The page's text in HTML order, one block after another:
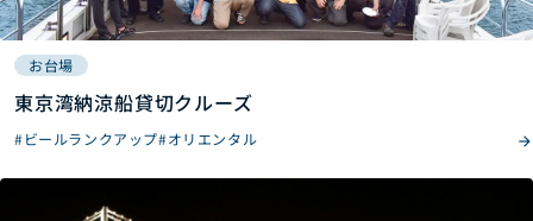
お台場
東京湾納涼船貸切クルーズ
#ビールランクアップ#オリエンタル